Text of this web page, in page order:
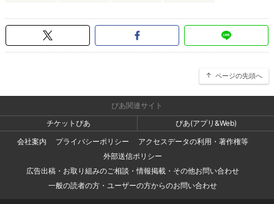
ページの先頭へ
ぴあ関連サイト
チケットぴあ
ぴあ(アプリ&Web)
会社案内
プライバシーポリシー
アクセスデータの利用・著作権等
外部送信ポリシー
広告出稿・お取り組みのご相談・情報掲載・その他お問い合わせ
一般の読者の方・ユーザーの方からのお問い合わせ